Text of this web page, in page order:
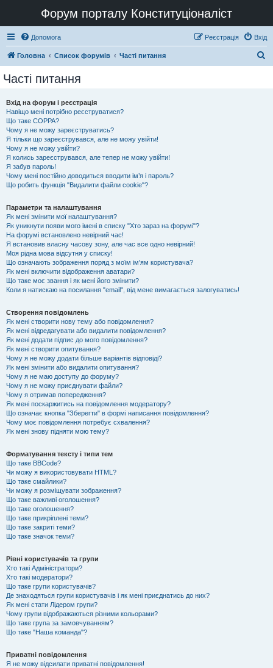
Форум порталу Конституціоналіст
Допомога Вхід
Реєстрація
Головна Список форумів Часті питання
Часті питання
Вхід на форум і реєстрація
Навіщо мені потрібно реєструватися?
Що таке COPPA?
Чому я не можу зареєструватись?
Я тільки що зареєструвався, але не можу увійти!
Чому я не можу увійти?
Я колись зареєструвався, але тепер не можу увійти!
Я забув пароль!
Чому мені постійно доводиться вводити ім’я і пароль?
Що робить функція "Видалити файли cookie"?
Параметри та налаштування
Як мені змінити мої налаштування?
Як уникнути появи мого імені в списку "Хто зараз на форумі"?
На форумі встановлено невірний час!
Я встановив власну часову зону, але час все одно невірний!
Моя рідна мова відсутня у списку!
Що означають зображення поряд з моїм ім'ям користувача?
Як мені включити відображення аватари?
Що таке моє звання і як мені його змінити?
Коли я натискаю на посилання "email", від мене вимагається залогуватись!
Створення повідомлень
Як мені створити нову тему або повідомлення?
Як мені відредагувати або видалити повідомлення?
Як мені додати підпис до мого повідомлення?
Як мені створити опитування?
Чому я не можу додати більше варіантів відповіді?
Як мені змінити або видалити опитування?
Чому я не маю доступу до форуму?
Чому я не можу приєднувати файли?
Чому я отримав попередження?
Як мені поскаржитись на повідомлення модератору?
Що означає кнопка "Зберегти" в формі написання повідомлення?
Чому моє повідомлення потребує схвалення?
Як мені знову підняти мою тему?
Форматування тексту і типи тем
Що таке BBCode?
Чи можу я використовувати HTML?
Що таке смайлики?
Чи можу я розміщувати зображення?
Що таке важливі оголошення?
Що таке оголошення?
Що таке прикріплені теми?
Що таке закриті теми?
Що таке значок теми?
Рівні користувачів та групи
Хто такі Адміністратори?
Хто такі модератори?
Що таке групи користувачів?
Де знаходяться групи користувачів і як мені приєднатись до них?
Як мені стати Лідером групи?
Чому групи відображаються різними кольорами?
Що таке група за замовчуванням?
Що таке "Наша команда"?
Приватні повідомлення
Я не можу відсилати приватні повідомлення!